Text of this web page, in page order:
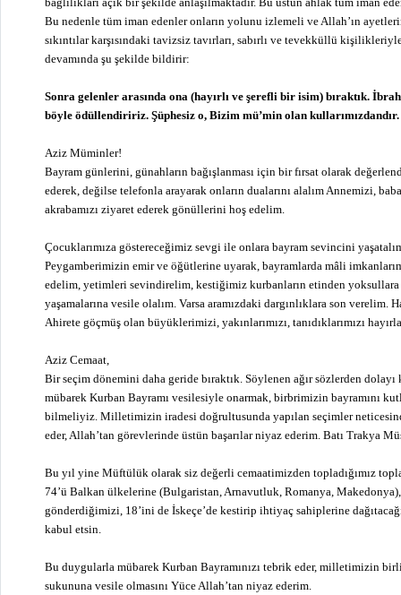
Bu nedenle tüm iman edenler onların yolunu izlemeli ve Allah’ın
sıkıntılar karşısındaki tavizsiz tavırları, sabırlı ve tevekküllü
devamında şu şekilde bildirir:
Sonra gelenler arasında ona (hayırlı ve şerefli bir isim) bıraktık.
böyle ödüllendiririz. Şüphesiz o, Bizim mü’min olan kullarımızdandır.
Aziz Müminler!
Bayram günlerini, günahların bağışlanması için bir fırsat olarak
ederek, değilse telefonla arayarak onların dualarını alalım Annemizi,
akrabamızı ziyaret ederek gönüllerini hoş edelim.
Çocuklarımıza göstereceğimiz sevgi ile onlara bayram sevincini
Peygamberimizin emir ve öğütlerine uyarak, bayramlarda mâli
edelim, yetimleri sevindirelim, kestiğimiz kurbanların etinden yoksullara
yaşamalarına vesile olalım. Varsa aramızdaki dargınlıklara son
Ahirete göçmüş olan büyüklerimizi, yakınlarımızı, tanıdıklarımızı
Aziz Cemaat,
Bir seçim dönemini daha geride bıraktık. Söylenen ağır sözlerden
mübarek Kurban Bayramı vesilesiyle onarmak, birbrimizin bayramını
bilmeliyiz. Milletimizin iradesi doğrultusunda yapılan seçimler
eder, Allah’tan görevlerinde üstün başarılar niyaz ederim. Batı Trakya
Bu yıl yine Müftülük olarak siz değerli cemaatimizden topladığımız
74’ü Balkan ülkelerine (Bulgaristan, Arnavutluk, Romanya,
gönderdiğimizi, 18’ini de İskeçe’de kestirip ihtiyaç sahiplerine
kabul etsin.
Bu duygularla mübarek Kurban Bayramınızı tebrik eder, milletimizin
sukununa vesile olmasını Yüce Allah’tan niyaz ederim.